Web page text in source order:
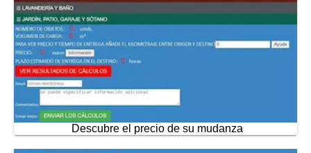
Descubre el precio de su mudanza